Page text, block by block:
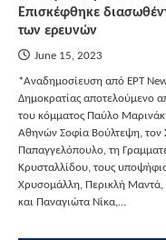
Επισκέφθηκε
των ερευνών
June 15, 2023
*Αναδημοσίευση από ΕΡΤ
Δημοκρατίας αποτελούμενο
του κόμματος Παύλο
Αθηνών Σοφία Βούλτεψη, τον
Παπαγγελόπουλο, τη
Κρυσταλλίδου, τους
Χρυσομάλλη, Περικλή
και Παναγιώτα Νίκα,…